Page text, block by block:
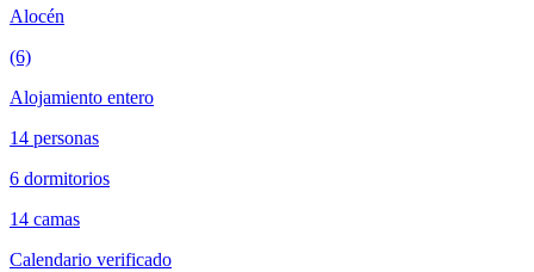
Alocén
(6)
Alojamiento entero
14 personas
6 dormitorios
14 camas
Calendario verificado